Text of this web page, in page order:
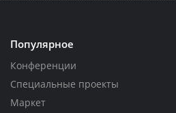
Популярное
Конференции
Специальные проекты
Маркет